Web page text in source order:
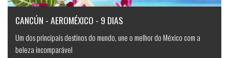
CANCÚN - AEROMÉXICO - 9 DIAS
Um dos principais destinos do mundo, une o melhor do México com a
beleza incomparável